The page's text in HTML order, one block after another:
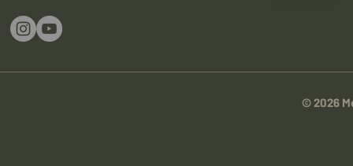
© 2026